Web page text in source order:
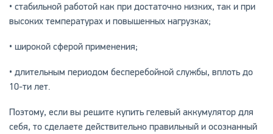
• стабильной работой как при достаточно низких, так и при
высоких температурах и повышенных нагрузках;
• широкой сферой применения;
• длительным периодом бесперебойной службы, вплоть до
10-ти лет.
Поэтому, если вы решите купить гелевый аккумулятор для
себя, то сделаете действительно правильный и осознанный